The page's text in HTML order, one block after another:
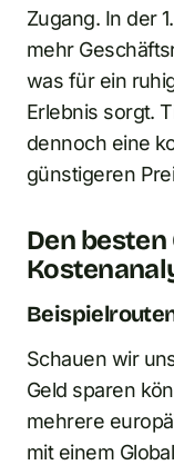
Zugang. In der
mehr
was für ein
Erlebnis sorgt.
dennoch eine
günstigeren
Den
Schauen wir
Geld sparen
mehrere
mit einem